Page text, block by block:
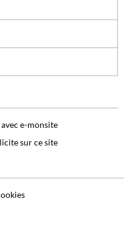
e-monsite
sur ce site